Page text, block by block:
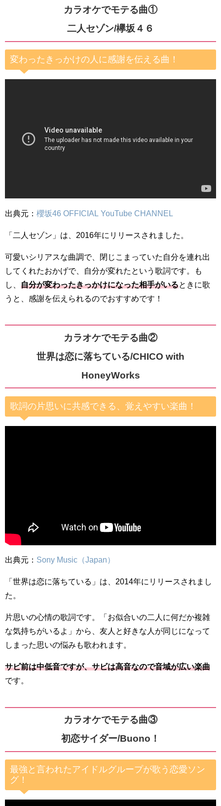
カラオケでモテる曲①
二人セゾン/欅坂４６
変わったきっかけの人に感謝を伝える曲！
出典元： 櫻坂46 OFFICIAL YouTube CHANNEL
「二人セゾン」は、2016年にリリースされました。
可愛いシリアスな曲調で、閉じこまっていた自分を連れ出
してくれたおかげで、自分が変れたという歌詞です。も
し、 自分が変わったきっかけになった相手がいるときに歌
うと、感謝を伝えられるのでおすすめです！
カラオケでモテる曲②
世界は恋に落ちている/CHICO with
HoneyWorks
歌詞の片思いに共感できる、覚えやすい楽曲！
出典元： Sony Music（Japan）
「世界は恋に落ちている」は、2014年にリリースされまし
た。
片思いの心情の歌詞です。「お似合いの二人に何だか複雑
な気持ちがいるよ」から、友人と好きな人が同じになって
しまった思いの悩みも歌われます。
サビ前は中低音ですが、サビは高音なので音域が広い楽曲
です。
カラオケでモテる曲③
初恋サイダー/Buono！
最強と言われたアイドルグループが歌う恋愛ソン
グ！